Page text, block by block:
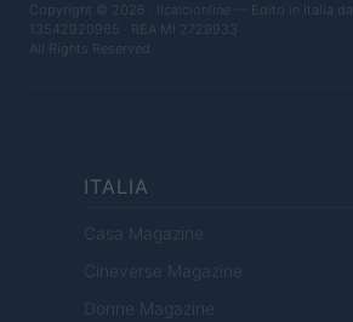
Copyright © 2026 · Ilcalcionline — Edito in Italia da
13542920965 · REA MI 2729933
All Rights Reserved
ITALIA
Casa Magazine
Cineverse Magazine
Donne Magazine